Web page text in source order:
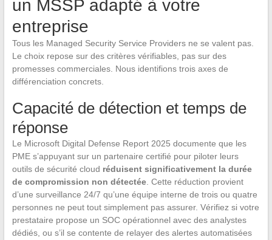
un MSSP adapté à votre
entreprise
Tous les Managed Security Service Providers ne se valent pas.
Le choix repose sur des critères vérifiables, pas sur des
promesses commerciales. Nous identifions trois axes de
différenciation concrets.
Capacité de détection et temps de
réponse
Le Microsoft Digital Defense Report 2025 documente que les
PME s’appuyant sur un partenaire certifié pour piloter leurs
outils de sécurité cloud réduisent significativement la durée
de compromission non détectée. Cette réduction provient
d’une surveillance 24/7 qu’une équipe interne de trois ou quatre
personnes ne peut tout simplement pas assurer. Vérifiez si votre
prestataire propose un SOC opérationnel avec des analystes
dédiés, ou s’il se contente de relayer des alertes automatisées